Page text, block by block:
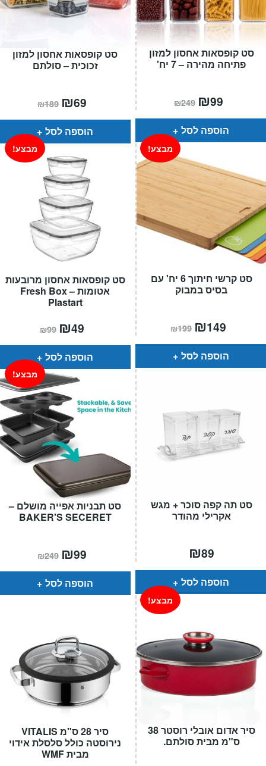
סט קופסאות אחסון למזון
זכוכית – סולתם
₪189 המחיר
המקורי
היה:
₪189.
₪69
הוא:
הוספה לסל
סט קופסאות אחסון למזון
פתיחה מהירה – 7 יח'
₪249 המחיר
המקורי
היה:
₪249.
₪99
הוא:
הוספה לסל
סט קופסאות אחסון מרובעות
אטומות – Fresh Box
Plastart
מבצע!
₪99 המחיר
המקורי
היה:
₪99.
₪49
הוא:
הוספה לסל
סט קרשי חיתוך 6 יח' עם
בסיס במבוק
מבצע!
₪199 המחיר
המקורי
היה:
₪199.
₪149
הוא:
הוספה לסל
סט תבניות אפייה מושלם –
BAKER'S SECERET
מבצע!
₪249 המחיר
המקורי
היה:
₪249.
₪99
הוא:
הוספה לסל
סט תה קפה סוכר + מגש
אקרילי מהודר
₪89
הוספה לסל
סיר 28 ס"מ VITALIS
נירוסטה כולל סלסלת אידוי
מבית WMF
סיר אדום אובלי רוסטר 38
ס"מ מבית סולתם.
מבצע!